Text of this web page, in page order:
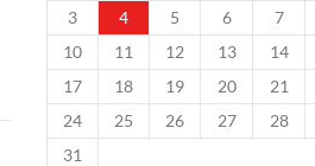
3
4 5 6 7
10
11 12 13 14
17
18 19 20 21
24
25 26 27 28
31